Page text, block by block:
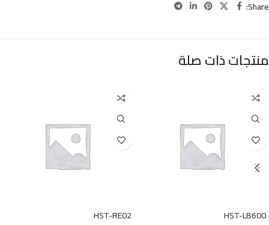
Share:
منتجات ذات صلة
HST-LB600
HST-RE02